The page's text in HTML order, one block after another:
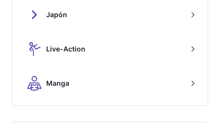
Japón
Live-Action
Manga